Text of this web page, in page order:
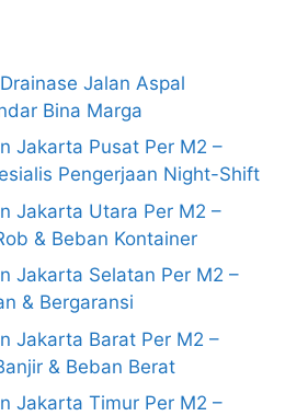
Jalan Aspal
Bina Marga
Jakarta Pusat Per M2 –
Pengerjaan Night-Shift
Jakarta Utara Per M2 –
& Beban Kontainer
Jakarta Selatan Per M2 –
& Bergaransi
Jakarta Barat Per M2 –
& Beban Berat
Jakarta Timur Per M2 –